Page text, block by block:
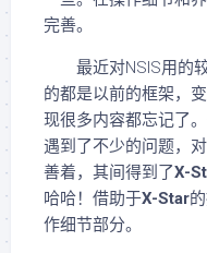
完善。
最近对NSIS用的较
的都是以前的框架，
现很多内容都忘记了
遇到了不少的问题，
善着，其间得到了X-
哈哈！借助于X-Star
作细节部分。